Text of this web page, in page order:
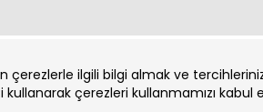
çerezlerle ilgili bilgi almak ve
çerezleri kullanmamızı kabul
Yayıncılık A.Ş.